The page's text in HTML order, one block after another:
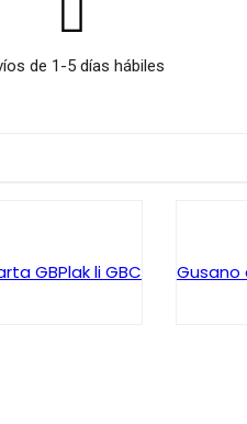
de 1-5 días hábiles
GBPlak li GBC Gusano